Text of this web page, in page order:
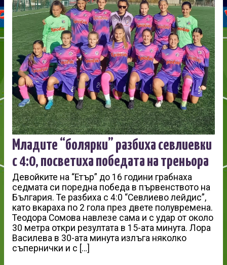
Младите “болярки” разбиха севлиевки
с 4:0, посветиха победата на треньора
Девойките на “Етър” до 16 години грабнаха
седмата си поредна победа в първенството на
България. Те разбиха с 4:0 “Севлиево лейдис”,
като вкараха по 2 гола през двете полувремена.
Теодора Сомова навлезе сама и с удар от около
30 метра откри резултата в 15-ата минута. Лора
Василева в 30-ата минута излъга няколко
съпернички и с […]